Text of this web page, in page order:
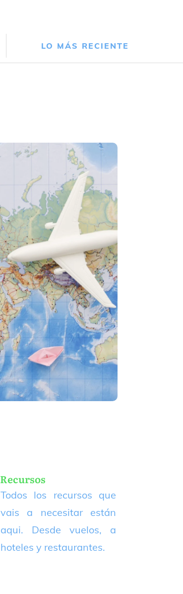
LO MÁS RECIENTE
Recursos
Todos los recursos que
vais a necesitar están
aqui. Desde vuelos, a
hoteles y restaurantes.